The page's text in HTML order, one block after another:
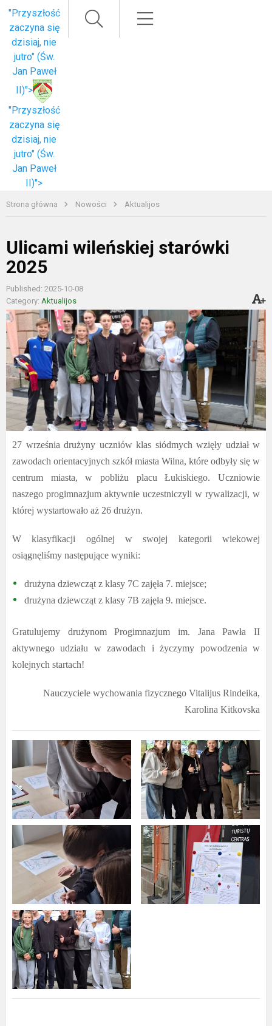
"Przyszłość
zaczyna się
dzisiaj, nie
jutro" (Św.
Jan Paweł
II)">
"Przyszłość
zaczyna się
dzisiaj, nie
jutro" (Św.
Jan Paweł
II)">
Strona główna Nowości Aktualijos
Ulicami wileńskiej starówki
2025
Published: 2025-10-08
Category: Aktualijos
27 września drużyny uczniów klas siódmych wzięły udział w
zawodach orientacyjnych szkół miasta Wilna, które odbyły się w
centrum miasta, w pobliżu placu Łukiskiego. Uczniowie
naszego progimnazjum aktywnie uczestniczyli w rywalizacji, w
której wystartowało aż 26 drużyn.
W klasyfikacji ogólnej w swojej kategorii wiekowej
osiągnęliśmy następujące wyniki:
drużyna dziewcząt z klasy 7C zajęła 7. miejsce;
drużyna dziewcząt z klasy 7B zajęła 9. miejsce.
Gratulujemy drużynom Progimnazjum im. Jana Pawła II
aktywnego udziału w zawodach i życzymy powodzenia w
kolejnych startach!
Nauczyciele wychowania fizycznego Vitalijus Rindeika,
Karolina Kitkovska